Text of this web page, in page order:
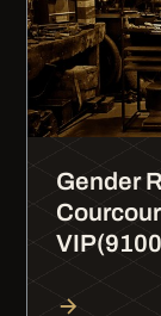
Gender